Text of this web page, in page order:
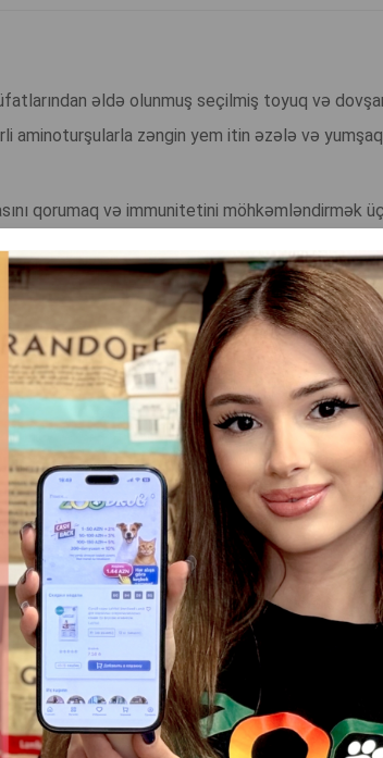
əldə olunmuş seçilmiş toyuq və
aminoturşularla zəngin yem itin əzələ və yumşaq
qorumaq və immunitetini möhkəmləndirmək
elementlər orqanizmi gücləndirir və müdafiə edir.
vəzin fəaliyyətini stimullaşdırır.
hərəkətliliyinə və həmçinin vətərlərin və
yağı isə Carnilove yemlərinin təbii tərkib
görünüşünü dəstəkləyir.
edir və nəcisin keyfiyyətini yaxşılaşdırır.
LAMB
TAM
REFLEX PLUS HYPOALLERGENIC
PREMIUM POMERANIAN ADULT
YEM, BALIQ VƏ TOYUQ ƏTRI ILƏ,
CINSDƏN OLAN BÖYÜKLƏR ÜÇÜN
BALANSLI 2 KQ.